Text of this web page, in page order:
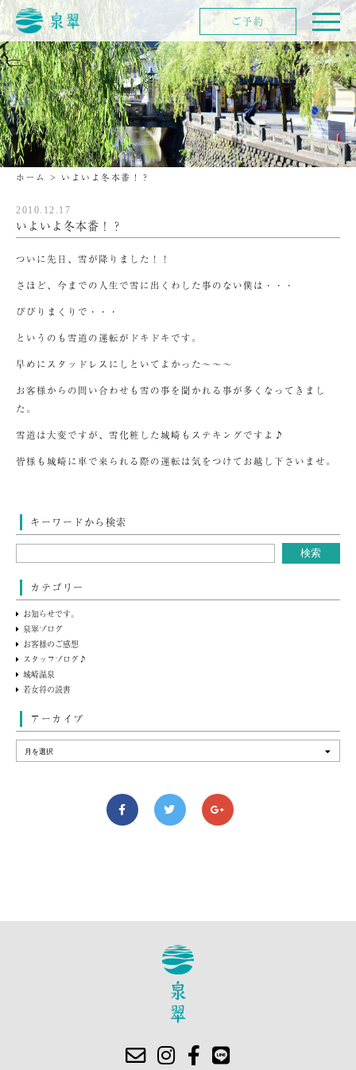
ホーム > いよいよ冬本番！？
2010.12.17
いよいよ冬本番！？
ついに先日、雪が降りました！！
さほど、今までの人生で雪に出くわした事のない僕は・・・
びびりまくりで・・・
というのも雪道の運転がドキドキです。
早めにスタッドレスにしといてよかった～～～
お客様からの問い合わせも雪の事を聞かれる事が多くなってきまし
た。
雪道は大変ですが、雪化粧した城崎もステキングですよ♪
皆様も城崎に車で来られる際の運転は気をつけてお越し下さいませ。
キーワードから検索
カテゴリー
お知らせです。
泉翠ブログ
お客様のご感想
スタッフブログ♪
城崎温泉
若女将の読書
アーカイブ
ご予約